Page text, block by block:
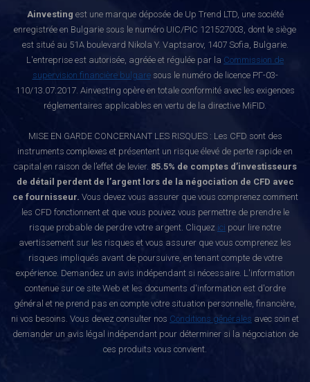
Ainvesting est une marque déposée de Up Trend LTD, une société
enregistrée en Bulgarie sous le numéro UIC/PIC 121527003, dont le siège
est situé au 51A boulevard Nikola Y. Vaptsarov, 1407 Sofia, Bulgarie.
L'entreprise est autorisée, agréée et régulée par la Commission de
supervision financière bulgaresous le numéro de licence РГ-03-
110/13.07.2017. Ainvesting opère en totale conformité avec les exigences
réglementaires applicables en vertu de la directive MiFID.
MISE EN GARDE CONCERNANT LES RISQUES : Les CFD sont des
instruments complexes et présentent un risque élevé de perte rapide en
capital en raison de l’effet de levier. 85.5% de comptes d’investisseurs
de détail perdent de l’argent lors de la négociation de CFD avec
ce fournisseur. Vous devez vous assurer que vous comprenez comment
les CFD fonctionnent et que vous pouvez vous permettre de prendre le
risque probable de perdre votre argent. Cliquez ici pour lire notre
avertissement sur les risques et vous assurer que vous comprenez les
risques impliqués avant de poursuivre, en tenant compte de votre
expérience. Demandez un avis indépendant si nécessaire. L'information
contenue sur ce site Web et les documents d'information est d'ordre
général et ne prend pas en compte votre situation personnelle, financière,
ni vos besoins. Vous devez consulter nos Conditions générales avec soin et
demander un avis légal indépendant pour déterminer si la négociation de
ces produits vous convient.